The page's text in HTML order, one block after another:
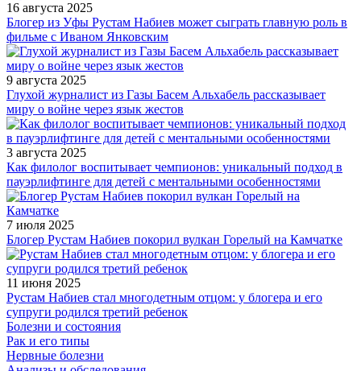
16 августа 2025
Блогер из Уфы Рустам Набиев может сыграть главную роль в
фильме с Иваном Янковским
9 августа 2025
Глухой журналист из Газы Басем Альхабель рассказывает
миру о войне через язык жестов
3 августа 2025
Как филолог воспитывает чемпионов: уникальный подход в
пауэрлифтинге для детей с ментальными особенностями
7 июля 2025
Блогер Рустам Набиев покорил вулкан Горелый на Камчатке
11 июня 2025
Рустам Набиев стал многодетным отцом: у блогера и его
супруги родился третий ребенок
Болезни и состояния
Рак и его типы
Нервные болезни